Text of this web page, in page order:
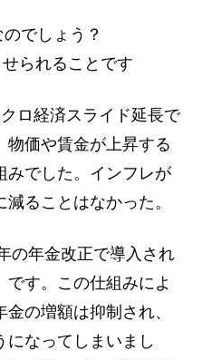
でしょう？
られることです
ロ経済スライド延長で
物価や賃金が上昇する
みでした。インフレが
ることはなかった。
の年金改正で導入され
す。この仕組みによ
の増額は抑制され、
になってしまいまし